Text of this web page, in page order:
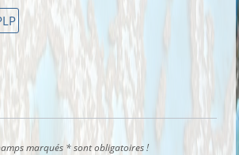
marqués * sont obligatoires !